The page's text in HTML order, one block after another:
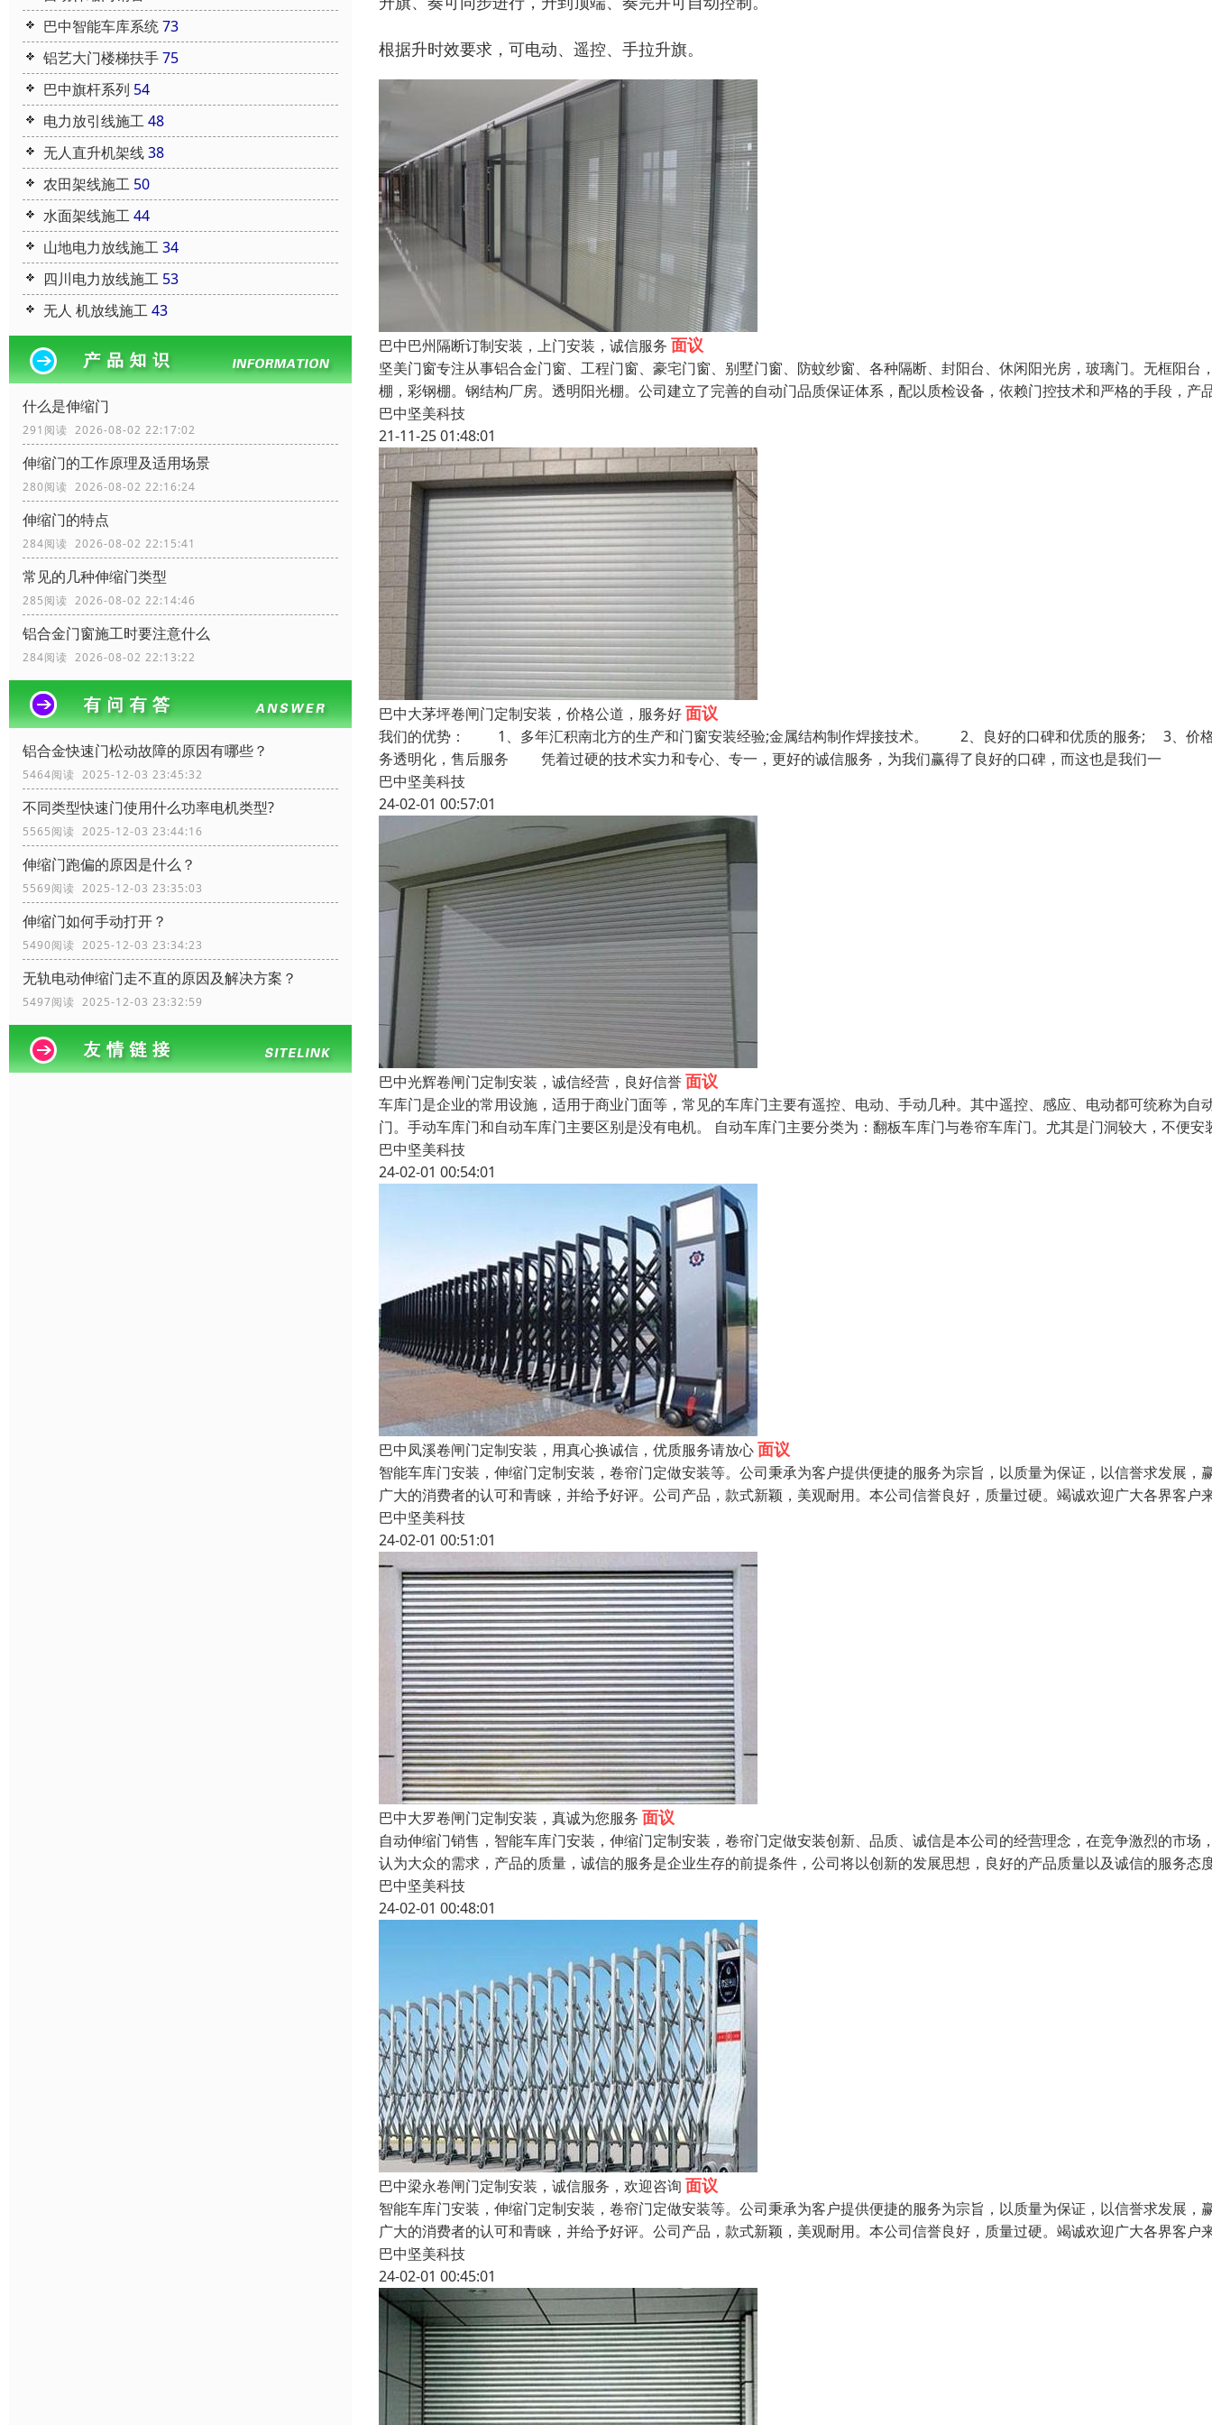
巴中智能车库系统73
铝艺大门楼梯扶手75
巴中旗杆系列 54
电力放引线施工48
无人直升机架线38
农田架线施工 50
水面架线施工44
山地电力放线施工34
四川电力放线施工 53
无人 机放线施工43
什么是伸缩门
291阅读 2026-08-02 22:17:02
伸缩门的工作原理及适用场景
280阅读 2026-08-02 22:16:24
伸缩门的特点
284阅读 2026-08-02 22:15:41
常见的几种伸缩门类型
285阅读 2026-08-02 22:14:46
铝合金门窗施工时要注意什么
284阅读 2026-08-02 22:13:22
铝合金快速门松动故障的原因有哪些？
5464阅读 2025-12-03 23:45:32
不同类型快速门使用什么功率电机类型?
5565阅读 2025-12-03 23:44:16
伸缩门跑偏的原因是什么？
5569阅读 2025-12-03 23:35:03
伸缩门如何手动打开？
5490阅读 2025-12-03 23:34:23
无轨电动伸缩门走不直的原因及解决方案？
5497阅读 2025-12-03 23:32:59
根据升时效要求，可电动、遥控、手拉升旗。
巴中巴州隔断订制安装，上门安装，诚信服务 面议
坚美门窗专注从事铝合金门窗、工程门窗、豪宅门窗、别墅门窗、防蚊纱窗、各种隔断、封阳台、休闲阳光房，玻璃门。无框阳台
棚，彩钢棚。钢结构厂房。透明阳光棚。公司建立了完善的自动门品质保证体系，配以质检设备，依赖门控技术和严格的手段，产
巴中坚美科技
21-11-25 01:48:01
巴中大茅坪卷闸门定制安装，价格公道，服务好面议
我们的优势： 1、多年汇积南北方的生产和门窗安装经验;金属结构制作焊接技术。 2、良好的口碑和优质的服务; 3、价
务透明化，售后服务 凭着过硬的技术实力和专心、专一，更好的诚信服务，为我们赢得了良好的口碑，而这也是我们一
巴中坚美科技
24-02-01 00:57:01
巴中光辉卷闸门定制安装，诚信经营，良好信誉面议
车库门是企业的常用设施，适用于商业门面等，常见的车库门主要有遥控、电动、手动几种。其中遥控、感应、电动都可统称为自
门。手动车库门和自动车库门主要区别是没有电机。 自动车库门主要分类为：翻板车库门与卷帘车库门。尤其是门洞较大，不便安
巴中坚美科技
24-02-01 00:54:01
巴中凤溪卷闸门定制安装，用真心换诚信，优质服务请放心面议
智能车库门安装，伸缩门定制安装，卷帘门定做安装等。公司秉承为客户提供便捷的服务为宗旨，以质量为保证，以信誉求发展，
广大的消费者的认可和青睐，并给予好评。公司产品，款式新颖，美观耐用。本公司信誉良好，质量过硬。竭诚欢迎广大各界客户
巴中坚美科技
24-02-01 00:51:01
巴中大罗卷闸门定制安装，真诚为您服务 面议
自动伸缩门销售，智能车库门安装，伸缩门定制安装，卷帘门定做安装创新、品质、诚信是本公司的经营理念，在竞争激烈的市场
认为大众的需求，产品的质量，诚信的服务是企业生存的前提条件，公司将以创新的发展思想，良好的产品质量以及诚信的服务态
巴中坚美科技
24-02-01 00:48:01
巴中梁永卷闸门定制安装，诚信服务，欢迎咨询 面议
智能车库门安装，伸缩门定制安装，卷帘门定做安装等。公司秉承为客户提供便捷的服务为宗旨，以质量为保证，以信誉求发展，
广大的消费者的认可和青睐，并给予好评。公司产品，款式新颖，美观耐用。本公司信誉良好，质量过硬。竭诚欢迎广大各界客户
巴中坚美科技
24-02-01 00:45:01